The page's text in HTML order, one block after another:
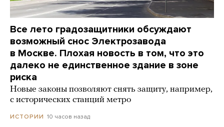
Все лето градозащитники обсуждают
возможный снос Электрозавода
в Москве. Плохая новость в том, что это
далеко не единственное здание в зоне
риска
Новые законы позволяют снять защиту, например,
с исторических станций метро
ИСТОРИИ 10 часов назад